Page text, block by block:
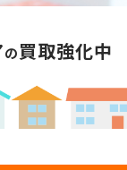
の買取強化中